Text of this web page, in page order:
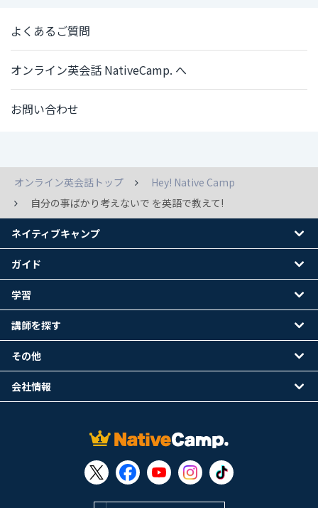
よくあるご質問
オンライン英会話 NativeCamp. へ
お問い合わせ
オンライン英会話トップ
Hey! Native Camp
自分の事ばかり考えないで を英語で教えて!
ネイティブキャンプ
ガイド
学習
講師を探す
その他
会社情報